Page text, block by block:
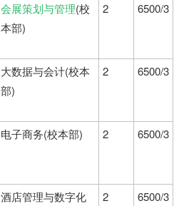
会展策划与管理(校
本部)
2 6500/3
大数据与会计(校本
部)
2 6500/3
电子商务(校本部) 2 6500/3
酒店管理与数字化
2 6500/3